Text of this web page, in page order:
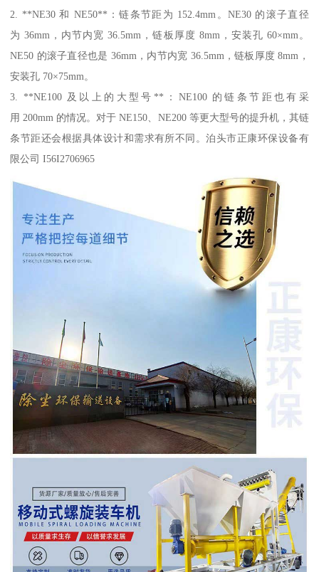
2. **NE30 和 NE50**：链条节距为 152.4mm。NE30 的滚子直径
为 36mm，内节内宽 36.5mm，链板厚度 8mm，安装孔 60×mm。
NE50 的滚子直径也是 36mm，内节内宽 36.5mm，链板厚度 8mm，
安装孔 70×75mm。
3. **NE100 及以上的大型号**：NE100 的链条节距也有采
用 200mm 的情况。对于 NE150、NE200 等更大型号的提升机，其链
条节距还会根据具体设计和需求有所不同。泊头市正康环保设备有
限公司 I56I2706965